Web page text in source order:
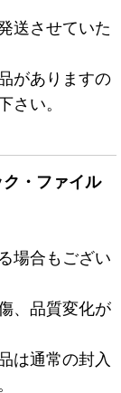
送させていた
がありますの
さい。
ク・ファイル
場合もござい
、品質変化が
は通常の封入